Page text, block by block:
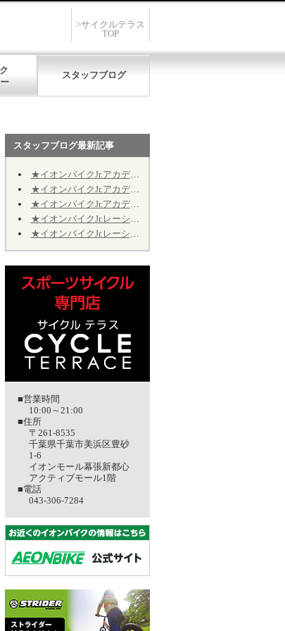
>サイクルテラス
TOP
スタッフブログ
スタッフブログ最新記事
★イオンバイクJr.アカデミー★第12期★第５回★明日7/19、開催致します★
★イオンバイクJr.アカデミー★第12期★第４回★明日7/11、振り替え開催致します★
★イオンバイクJr.アカデミー★第12期★2026年9月の開催日程のお知らせ
★イオンバイクJr.レーシング★第10期★2026年9月の予定★～Jr.アカデミーではありません～
★イオンバイクJr.レーシング★第10期★後半期ご継続のお手続きについて★※Jr.アカデミーではありません
■営業時間
10:00～21:00
■住所
〒261-8535
千葉県千葉市美浜区豊砂
1-6
イオンモール幕張新都心
アクティブモール1階
■電話
043-306-7284